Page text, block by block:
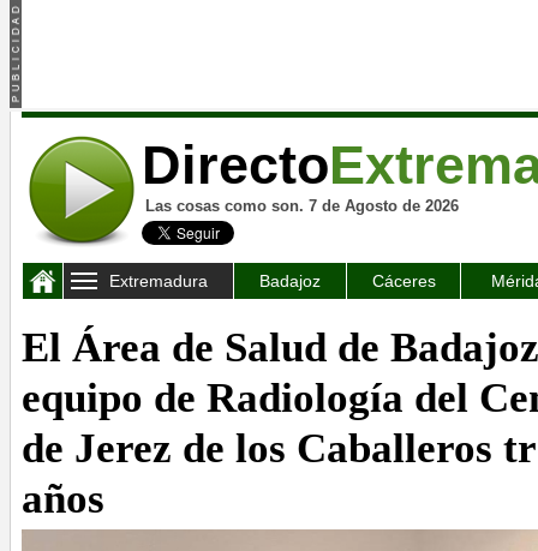
Directo
Las cosas como son. 7 de Agosto de 2026
Extremadura Badajoz Cáceres
El Área de Salud de
equipo de Radiología del
de Jerez de los Caballeros
años